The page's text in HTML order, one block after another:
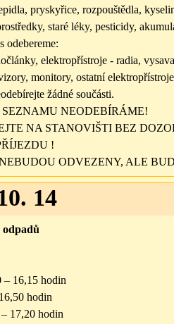
pryskyřice, rozpouštědla,
staré léky, pesticidy,
odebereme:
elektropřístroje - radia,
monitory, ostatní
žádné součásti.
NEODEBÍRÁME!
NA STANOVIŠTI BEZ
!
ODVEZENY, ALE
14
odpadů
16,15 hodin
hodin
17,20 hodin